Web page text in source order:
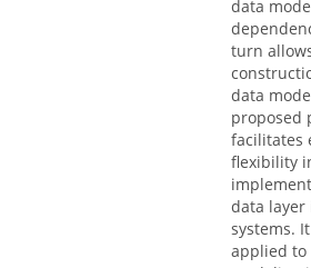
data
turn
data
proposed
facilitates
flexibility
data layer
systems.
applied to